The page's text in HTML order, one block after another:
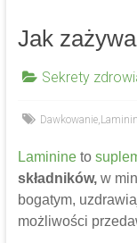
Jak
Sekrety
Dawkowanie,
Laminineto
składników,w
bogatym,
możliwości